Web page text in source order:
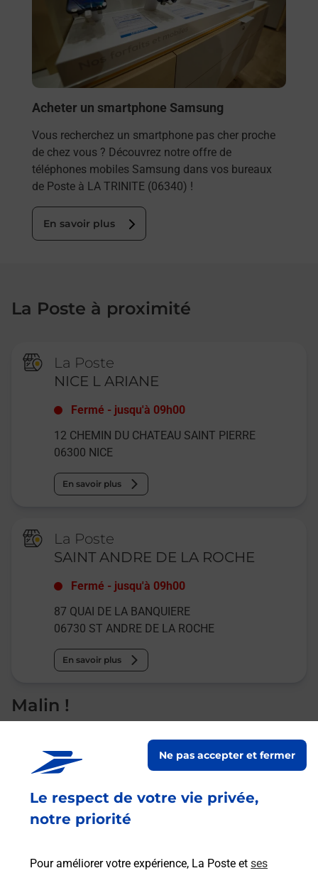
Le respect de votre vie privée,
notre priorité
Pour améliorer votre expérience, La Poste et ses
Ne pas accepter et fermer
Acheter un smartphone Samsung
Vous recherchez un smartphone pas cher proche
de chez vous ? Découvrez notre offre de
téléphones mobiles Samsung dans vos bureaux
de Poste à LA TRINITE (06340) !
En savoir plus
La Poste à proximité
La Poste
NICE L ARIANE
Fermé - jusqu'à 09h00
12 CHEMIN DU CHATEAU SAINT PIERRE
06300 NICE
En savoir plus
La Poste
SAINT ANDRE DE LA ROCHE
Fermé - jusqu'à 09h00
87 QUAI DE LA BANQUIERE
06730 ST ANDRE DE LA ROCHE
En savoir plus
Malin !
La Poste
en ligne
Ouvert 24h/24
En savoir plus